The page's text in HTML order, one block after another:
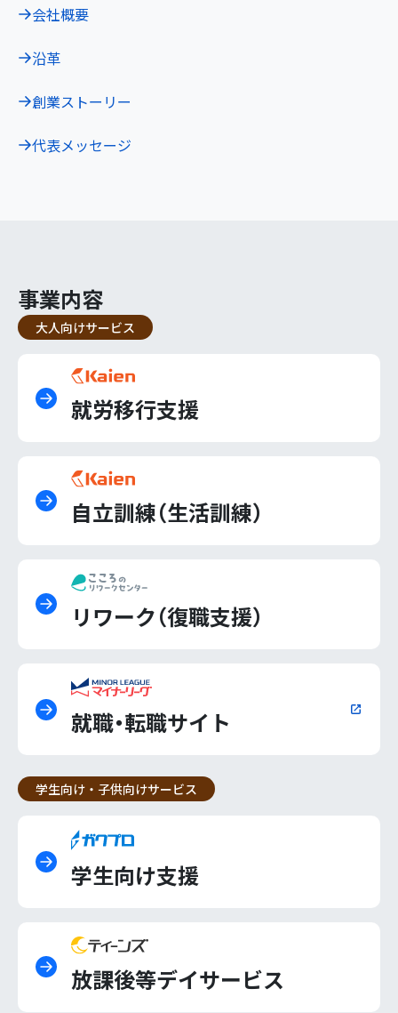
会社概要
沿革
創業ストーリー
代表メッセージ
事業内容
大人向けサービス
就労移行支援
自立訓練（生活訓練）
リワーク（復職支援）
就職・転職サイト
学生向け・子供向けサービス
学生向け支援
放課後等デイサービス